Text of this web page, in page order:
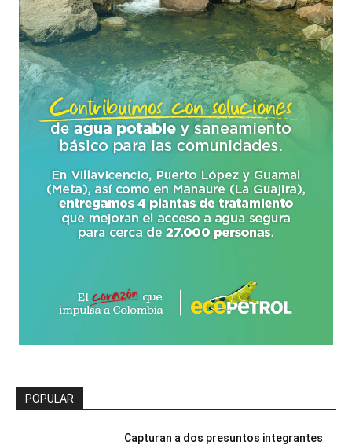
POPULAR
Capturan a dos presuntos integrantes